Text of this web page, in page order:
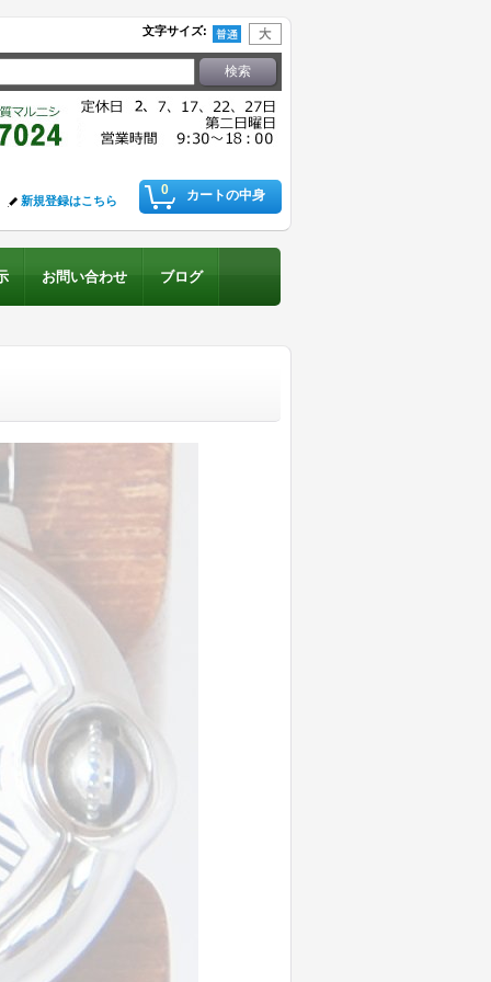
文字サイズ:
0 カートの中身
新規登録はこちら
お問い合わせ ブログ